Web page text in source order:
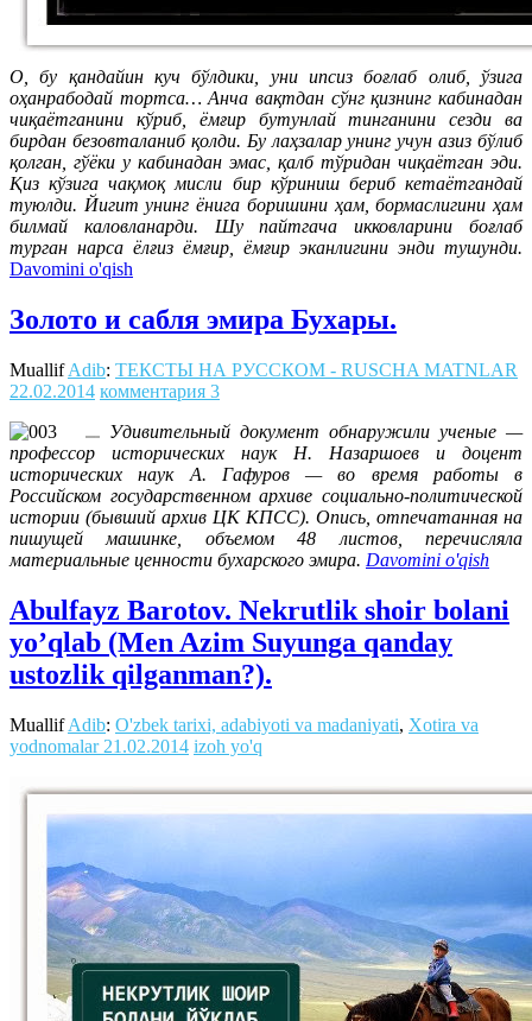
О, бу қандайин куч бўлдики, уни ипсиз боғлаб олиб, ўзига
оҳанрабодай тортса… Анча вақтдан сўнг қизнинг кабинадан
чиқаётганини кўриб, ёмғир бутунлай тинганини сезди ва
бирдан безовталаниб қолди. Бу лаҳзалар унинг учун азиз бўлиб
қолган, гўёки у кабинадан эмас, қалб тўридан чиқаётган эди.
Қиз кўзига чақмоқ мисли бир кўриниш бериб кетаётгандай
туюлди. Йигит унинг ёнига боришини ҳам, бормаслигини ҳам
билмай каловланарди. Шу пайтгача икковларини боғлаб
турган нарса ёлғиз ёмғир, ёмғир эканлигини энди тушунди.
Davomini o'qish
Золото и сабля эмира Бухары.
MuallifAdib: ТЕКСТЫ НА РУССКОМ - RUSCHA MATNLAR
22.02.2014 комментария 3
Удивительный документ обнаружили ученые —
профессор исторических наук Н. Назаршоев и доцент
исторических наук А. Гафуров — во время работы в
Российском государственном архиве социально-политической
истории (бывший архив ЦК КПСС). Опись, отпечатанная на
пишущей машинке, объемом 48 листов, перечисляла
материальные ценности бухарского эмира. Davomini o'qish
Abulfayz Barotov. Nekrutlik shoir bolani
yo’qlab (Men Azim Suyunga qanday
ustozlik qilganman?).
MuallifAdib: O'zbek tarixi, adabiyoti va madaniyati, Xotira va
yodnomalar 21.02.2014 izoh yo'q